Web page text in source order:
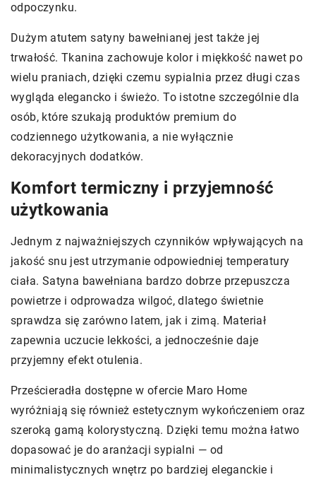
odpoczynku.
Dużym atutem satyny bawełnianej jest także jej
trwałość. Tkanina zachowuje kolor i miękkość nawet po
wielu praniach, dzięki czemu sypialnia przez długi czas
wygląda elegancko i świeżo. To istotne szczególnie dla
osób, które szukają produktów premium do
codziennego użytkowania, a nie wyłącznie
dekoracyjnych dodatków.
Komfort termiczny i przyjemność
użytkowania
Jednym z najważniejszych czynników wpływających na
jakość snu jest utrzymanie odpowiedniej temperatury
ciała. Satyna bawełniana bardzo dobrze przepuszcza
powietrze i odprowadza wilgoć, dlatego świetnie
sprawdza się zarówno latem, jak i zimą. Materiał
zapewnia uczucie lekkości, a jednocześnie daje
przyjemny efekt otulenia.
Prześcieradła dostępne w ofercie Maro Home
wyróżniają się również estetycznym wykończeniem oraz
szeroką gamą kolorystyczną. Dzięki temu można łatwo
dopasować je do aranżacji sypialni — od
minimalistycznych wnętrz po bardziej eleganckie i